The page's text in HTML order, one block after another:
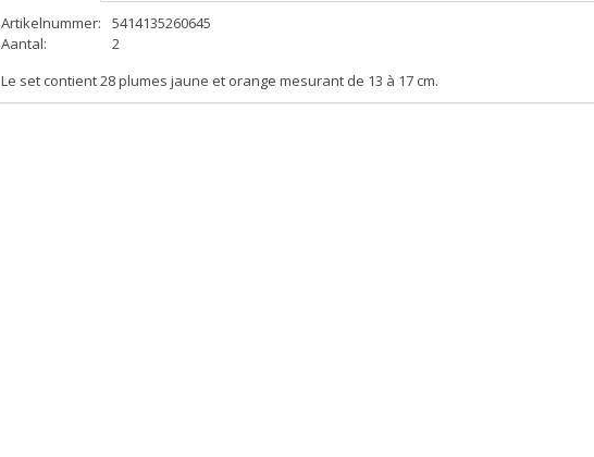
Artikelnummer:
5414135260645
Aantal:
2
Le set contient 28 plumes jaune et orange mesurant de 13 à 17 cm.